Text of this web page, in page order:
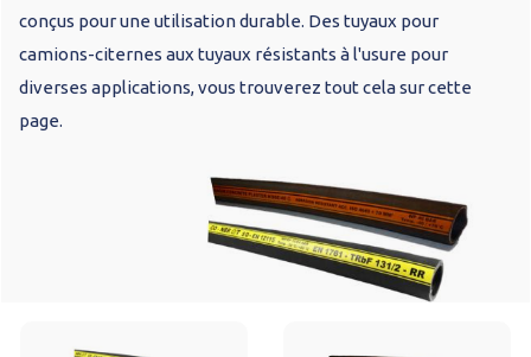
conçus pour une utilisation durable. Des tuyaux pour
camions-citernes aux tuyaux résistants à l'usure pour
diverses applications, vous trouverez tout cela sur cette
page.